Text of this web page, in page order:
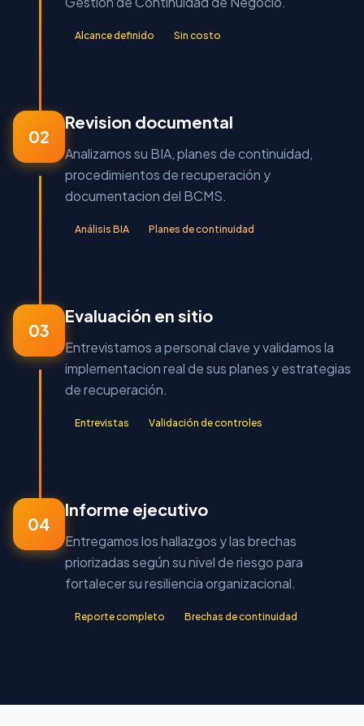
Alcance definido Sin costo
02
Revision documental
Analizamos su BIA, planes de continuidad,
procedimientos de recuperación y
documentacion del BCMS.
Análisis BIA Planes de continuidad
03
Evaluación en sitio
Entrevistamos a personal clave y validamos la
implementacion real de sus planes y estrategias
de recuperación.
Entrevistas Validación de controles
04
Informe ejecutivo
Entregamos los hallazgos y las brechas
priorizadas según su nivel de riesgo para
fortalecer su resiliencia organizacional.
Reporte completo Brechas de continuidad